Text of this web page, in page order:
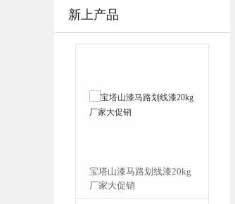
新上产品
宝塔山漆马路划线漆20kg
厂家大促销